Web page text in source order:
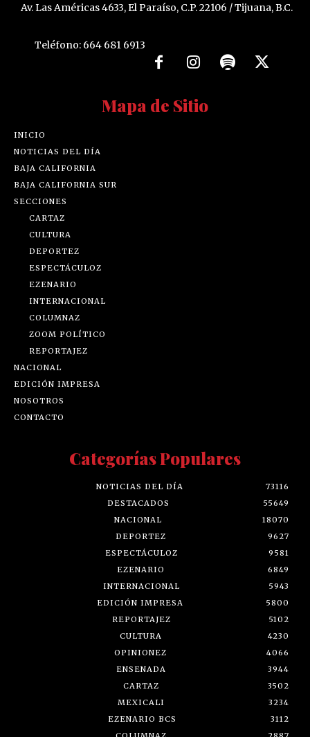
Av. Las Américas 4633, El Paraíso, C.P. 22106 / Tijuana, B.C.
Teléfono: 664 681 6913
Mapa de Sitio
INICIO
NOTICIAS DEL DÍA
BAJA CALIFORNIA
BAJA CALIFORNIA SUR
SECCIONES
CARTAZ
CULTURA
DEPORTEZ
ESPECTÁCULOZ
EZENARIO
INTERNACIONAL
COLUMNAZ
ZOOM POLÍTICO
REPORTAJEZ
NACIONAL
EDICIÓN IMPRESA
NOSOTROS
CONTACTO
Categorías Populares
NOTICIAS DEL DÍA
73116
DESTACADOS
55649
NACIONAL
18070
DEPORTEZ
9627
ESPECTÁCULOZ
9581
EZENARIO
6849
INTERNACIONAL
5943
EDICIÓN IMPRESA
5800
REPORTAJEZ
5102
CULTURA
4230
OPINIONEZ
4066
ENSENADA
3944
CARTAZ
3502
MEXICALI
3234
EZENARIO BCS
3112